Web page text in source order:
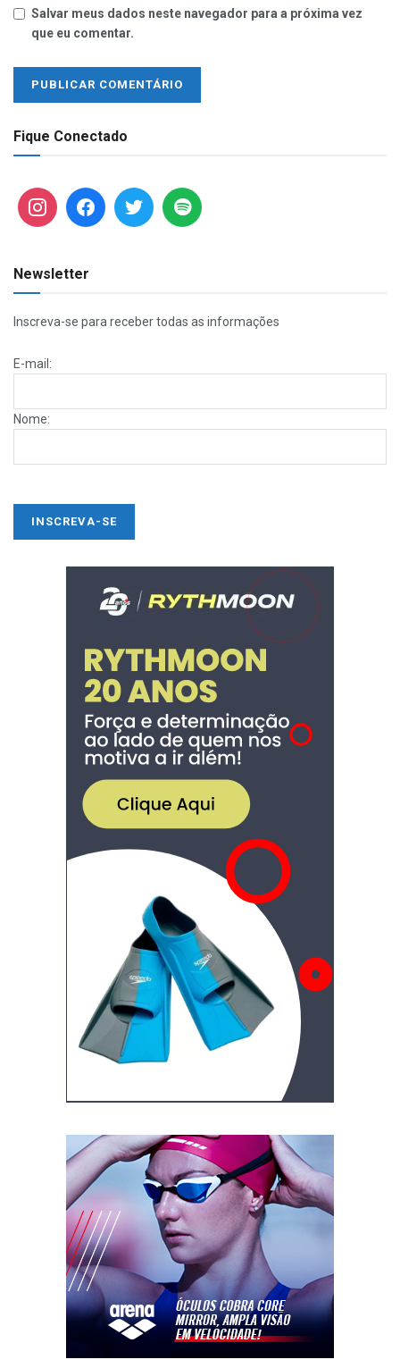
Salvar meus dados neste navegador para a próxima vez
que eu comentar.
Fique Conectado
Newsletter
Inscreva-se para receber todas as informações
E-mail:
Nome: